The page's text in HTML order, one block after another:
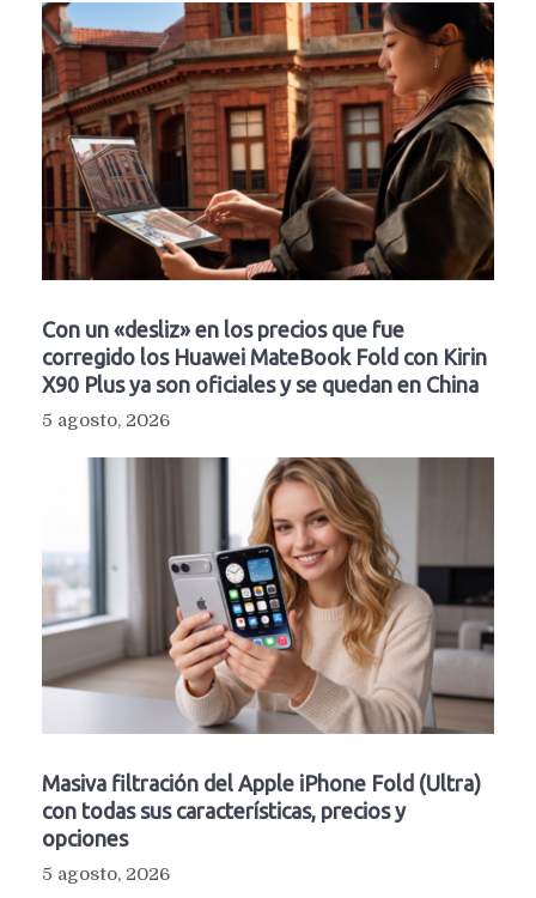
Con un «desliz» en los precios que fue
corregido los Huawei MateBook Fold con Kirin
X90 Plus ya son oficiales y se quedan en China
5 agosto, 2026
Masiva filtración del Apple iPhone Fold (Ultra)
con todas sus características, precios y
opciones
5 agosto, 2026